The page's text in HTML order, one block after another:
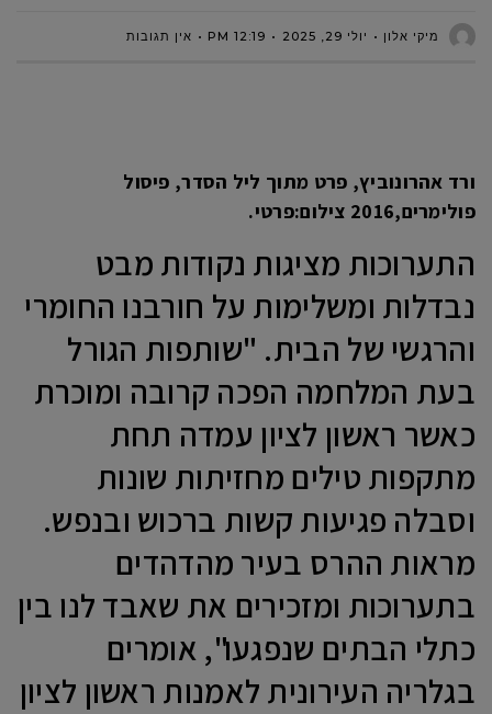
מיקי אלון יולי 29, 2025 12:19 PM אין תגובות
ורד אהרונוביץ, פרט מתוך ליל הסדר, פיסול
פולימרים,2016 צילום:פרטי.
התערוכות מציגות נקודות מבט
נבדלות ומשלימות על חורבנו החומרי
והרגשי של הבית. "שותפות הגורל
בעת המלחמה הפכה קרובה ומוכרת
כאשר ראשון לציון עמדה תחת
מתקפות טילים מחזיתות שונות
וסבלה פגיעות קשות ברכוש ובנפש.
מראות ההרס בעיר מהדהדים
בתערוכות ומזכירים את שאבד לנו בין
כתלי הבתים שנפגעו", אומרים
בגלריה העירונית לאמנות ראשון לציון